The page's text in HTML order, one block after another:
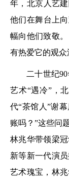
年，北京人艺
他们在舞台上
幅向他们致敬
有热爱它的观众
二十世纪
艺术“遇冷”，
代“茶馆人”谢
账吗？”这些问
林兆华带领梁
新等新一代演
艺术瑰宝，林